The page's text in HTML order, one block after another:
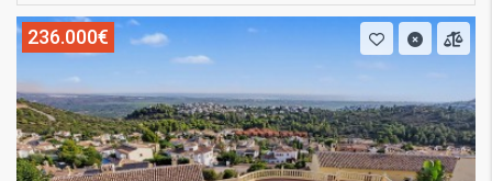
236.000€